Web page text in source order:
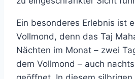
Ein besonderes Erlebnis ist
Vollmond, denn das Taj
Nächten im Monat – zwei
dem Vollmond – auch